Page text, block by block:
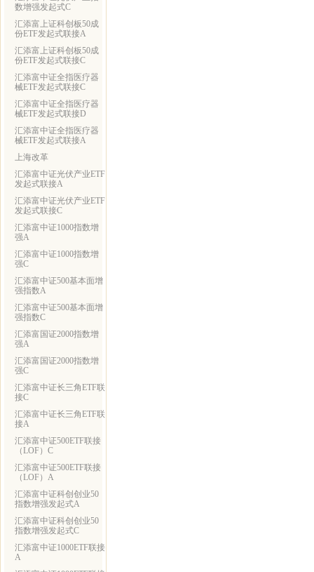
数增强发起式C
汇添富上证科创板50成
份ETF发起式联接A
汇添富上证科创板50成
份ETF发起式联接C
汇添富中证全指医疗器
械ETF发起式联接C
汇添富中证全指医疗器
械ETF发起式联接D
汇添富中证全指医疗器
械ETF发起式联接A
上海改革
汇添富中证光伏产业ETF
发起式联接A
汇添富中证光伏产业ETF
发起式联接C
汇添富中证1000指数增
强A
汇添富中证1000指数增
强C
汇添富中证500基本面增
强指数A
汇添富中证500基本面增
强指数C
汇添富国证2000指数增
强A
汇添富国证2000指数增
强C
汇添富中证长三角ETF联
接C
汇添富中证长三角ETF联
接A
汇添富中证500ETF联接
（LOF）C
汇添富中证500ETF联接
（LOF）A
汇添富中证科创创业50
指数增强发起式A
汇添富中证科创创业50
指数增强发起式C
汇添富中证1000ETF联接
A